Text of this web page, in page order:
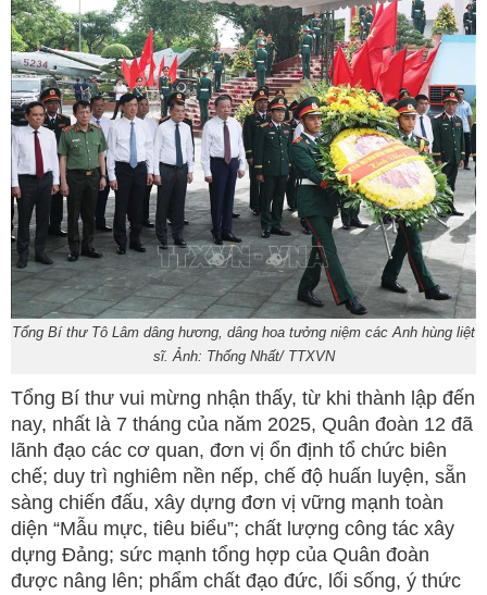
Tổng Bí thư Tô Lâm dâng hương, dâng hoa tưởng niệm các Anh hùng liệt
sĩ. Ảnh: Thống Nhất/ TTXVN
Tổng Bí thư vui mừng nhận thấy, từ khi thành lập đến
nay, nhất là 7 tháng của năm 2025, Quân đoàn 12 đã
lãnh đạo các cơ quan, đơn vị ổn định tổ chức biên
chế; duy trì nghiêm nền nếp, chế độ huấn luyện, sẵn
sàng chiến đấu, xây dựng đơn vị vững mạnh toàn
diện “Mẫu mực, tiêu biểu”; chất lượng công tác xây
dựng Đảng; sức mạnh tổng hợp của Quân đoàn
được nâng lên; phẩm chất đạo đức, lối sống, ý thức